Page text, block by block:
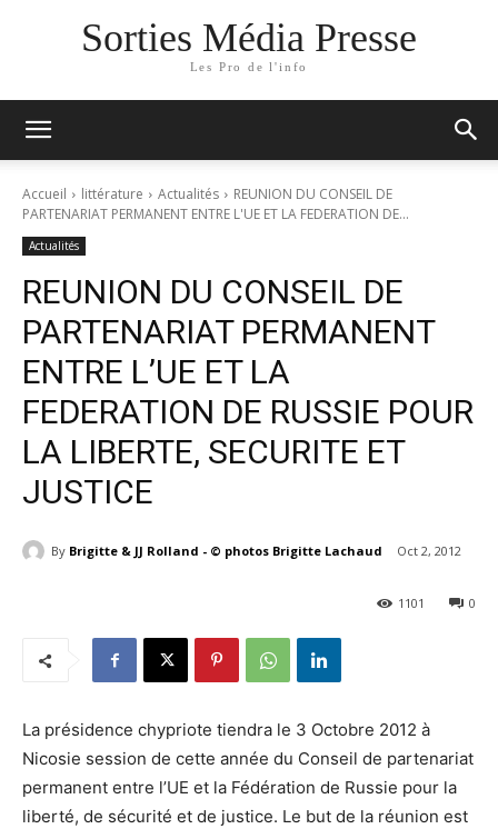
Sorties Média Presse
Les Pro de l'info
Accueil littérature Actualités
REUNION DU CONSEIL DE
PARTENARIAT PERMANENT ENTRE L'UE ET LA FEDERATION DE...
Actualités
REUNION DU CONSEIL DE
PARTENARIAT PERMANENT
ENTRE L’UE ET LA
FEDERATION DE RUSSIE POUR
LA LIBERTE, SECURITE ET
JUSTICE
By Brigitte & JJ Rolland - © photos Brigitte Lachaud Oct 2, 2012
0
1101
La présidence chypriote tiendra le 3 Octobre 2012 à
Nicosie session de cette année du Conseil de partenariat
permanent entre l’UE et la Fédération de Russie pour la
liberté, de sécurité et de justice. Le but de la réunion est